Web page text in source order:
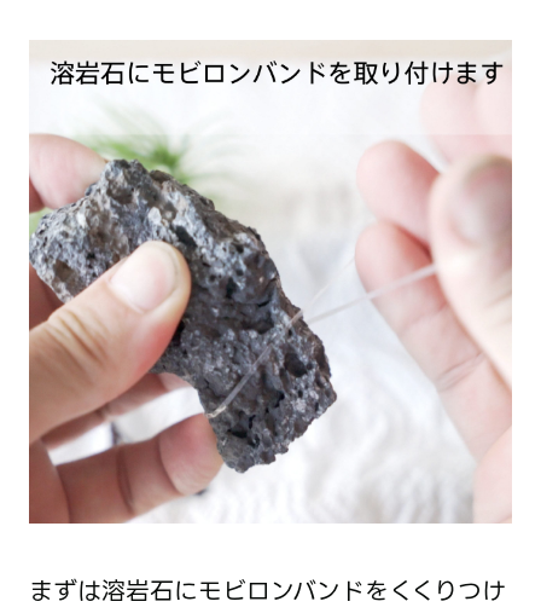
まずは溶岩石にモビロンバンドをくくりつけ